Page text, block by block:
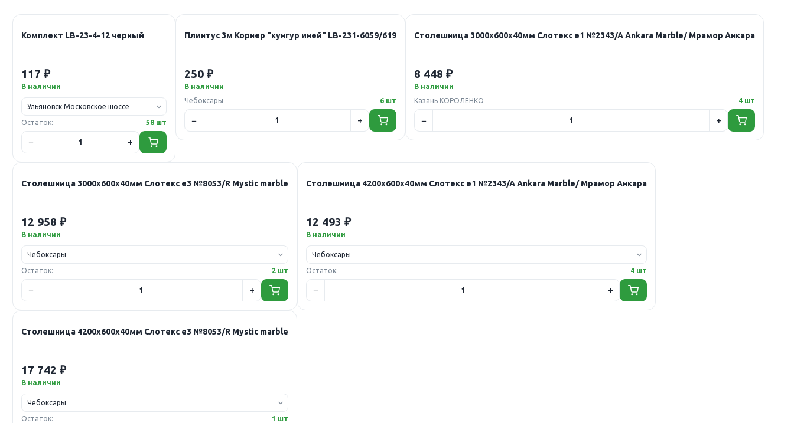
Комплект LB-23-4-12 черный
117 ₽
В наличии
Остаток: 58 шт
Плинтус 3м Корнер "кунгур иней" LB-231-6059/619
250 ₽
В наличии
Чебоксары
6 шт
Столешница 3000х600х40мм Слотекс е1 №2343/A Ankara Marble/ Мрамор Анкара
8 448 ₽
В наличии
Казань КОРОЛЕНКО
4 шт
Столешница 3000х600х40мм Слотекс е3 №8053/R Mystic marble
12 958 ₽
В наличии
Остаток: 2 шт
Столешница 4200х600х40мм Слотекс е1 №2343/A Ankara Marble/ Мрамор Анкара
12 493 ₽
В наличии
Остаток: 4 шт
Столешница 4200х600х40мм Слотекс е3 №8053/R Mystic marble
17 742 ₽
В наличии
Остаток: 1 шт